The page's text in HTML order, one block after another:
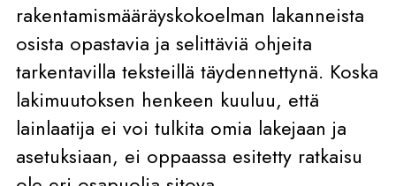
rakentamismääräyskokoelman lakanneista
osista opastavia ja selittäviä ohjeita
tarkentavilla teksteillä täydennettynä. Koska
lakimuutoksen henkeen kuuluu, että
lainlaatija ei voi tulkita omia lakejaan ja
asetuksiaan, ei oppaassa esitetty ratkaisu